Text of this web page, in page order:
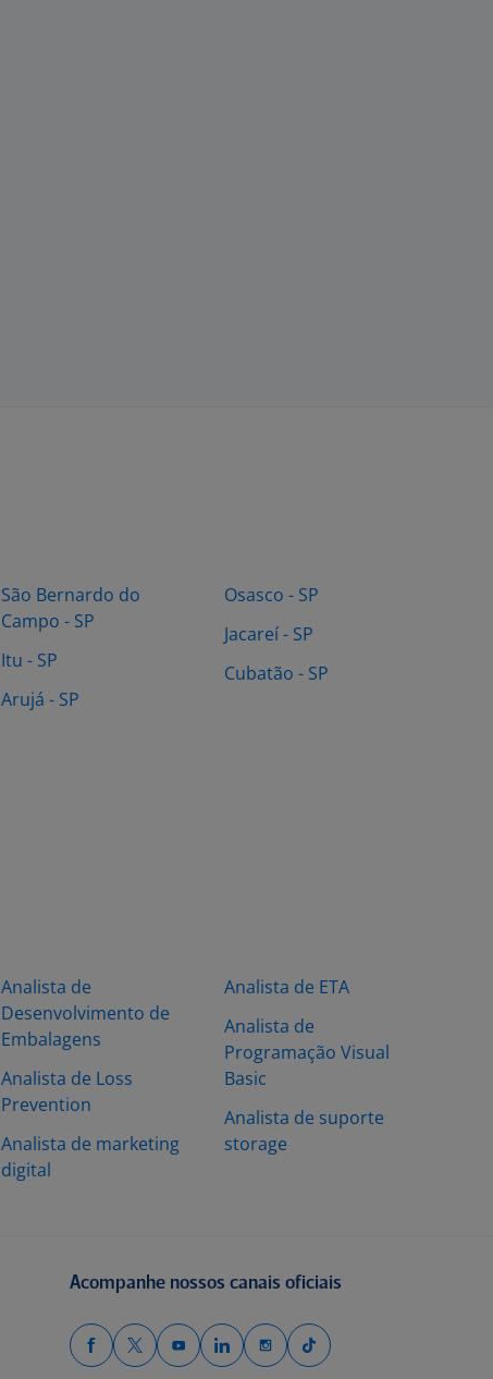
São Bernardo do
Campo - SP
Itu - SP
Arujá - SP
Osasco - SP
Jacareí - SP
Cubatão - SP
Analista de
Desenvolvimento de
Embalagens
Analista de Loss
Prevention
Analista de marketing
digital
Analista de ETA
Analista de
Programação Visual
Basic
Analista de suporte
storage
Acompanhe nossos canais oficiais